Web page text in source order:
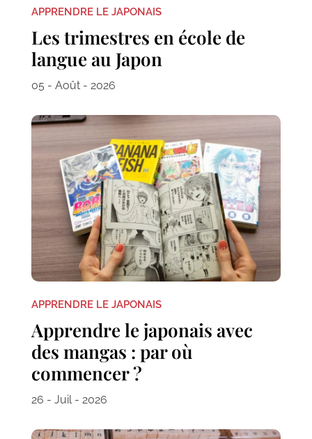
APPRENDRE LE JAPONAIS
Les trimestres en école de
langue au Japon
05 - Août - 2026
APPRENDRE LE JAPONAIS
Apprendre le japonais avec
des mangas : par où
commencer ?
26 - Juil - 2026